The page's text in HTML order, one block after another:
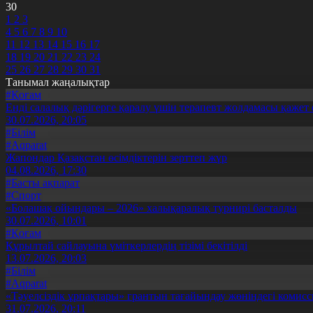
30
1 2 3
4 5 6 7 8 9 10
11 12 13 14 15 16 17
18 19 20 21 22 23 24
25 26 27 28 29 30 31
Танымал жаңалықтар
#Қоғам
Енді салалық дәрігерге қаралу үшін терапевт жолдамасы қажет
30.07.2026, 20:05
#Білім
#Aqparat
Жапондар Қазақстан өсімдіктерін зерттеп жүр
04.08.2026, 17:30
#Басты ақпарат
#Спорт
«Болашақ ойындары – 2026» халықаралық турнирі басталды
30.07.2026, 10:01
#Қоғам
Құрылтай сайлауына үміткерлердің тізімі бекітілді
13.07.2026, 20:03
#Білім
#Aqparat
«Тәуелсіздік ұрпақтары» грантын тағайындау жөніндегі
31.07.2026, 20:11